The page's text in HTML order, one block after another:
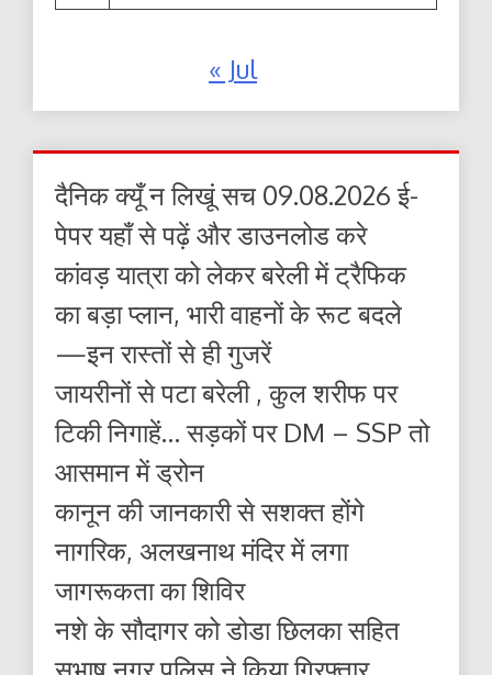
« Jul
दैनिक क्यूँ न लिखूं सच 09.08.2026 ई-
पेपर यहाँ से पढ़ें और डाउनलोड करे
कांवड़ यात्रा को लेकर बरेली में ट्रैफिक
का बड़ा प्लान, भारी वाहनों के रूट बदले
—इन रास्तों से ही गुजरें
जायरीनों से पटा बरेली , कुल शरीफ पर
टिकी निगाहें… सड़कों पर DM – SSP तो
आसमान में ड्रोन
कानून की जानकारी से सशक्त होंगे
नागरिक, अलखनाथ मंदिर में लगा
जागरूकता का शिविर
नशे के सौदागर को डोडा छिलका सहित